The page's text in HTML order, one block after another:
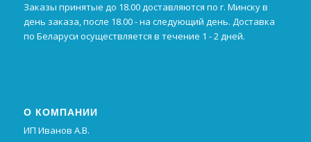
Заказы принятые до 18.00 доставляются по г. Минску в
день заказа, после 18.00 - на следующий день. Доставка
по Беларуси осуществляется в течение 1 - 2 дней.
О КОМПАНИИ
ИП Иванов А.В.